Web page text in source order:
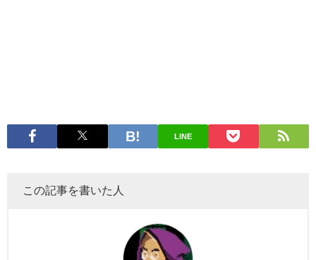
LINE
この記事を書いた人